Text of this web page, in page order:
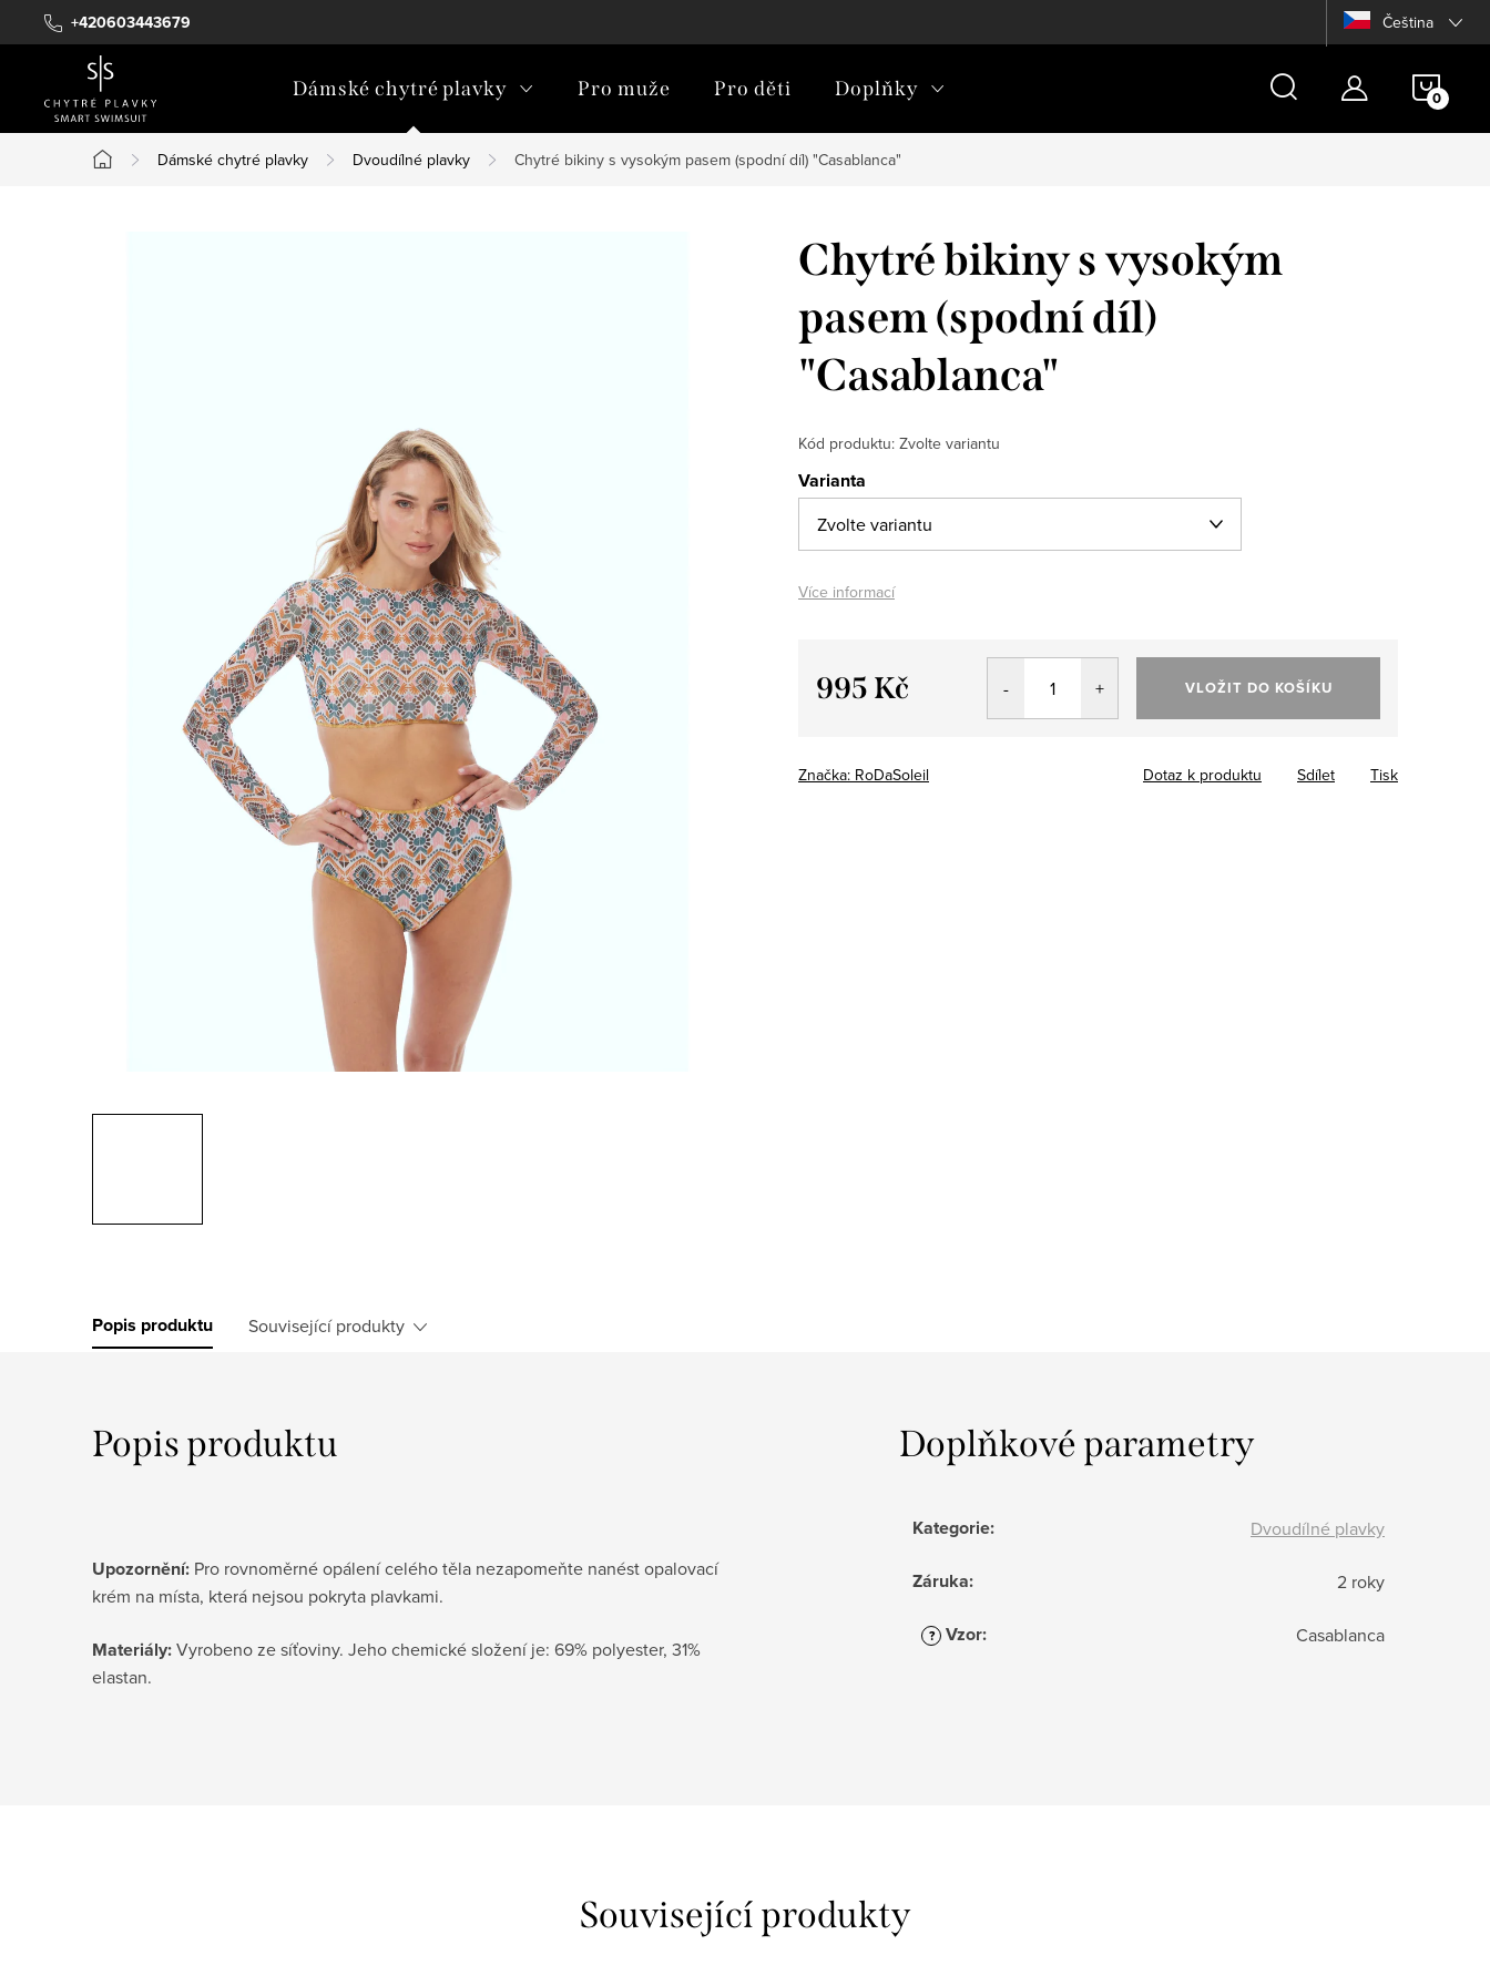
na
+420603443679 Čeština
Dámské chytré plavky Pro muže Pro děti Doplňky
Domů
Dámské chytré plavky Dvoudílné plavky Chytré bikiny s vysokým pasem (spodní díl) "Casablanca"
Chytré bikiny s vysokým
pasem (spodní díl)
"Casablanca"
Kód produktu: Zvolte variantu
Varianta
Více informací
995 Kč VLOŽIT DO KOŠÍKU
Značka: RoDaSoleil Tisk
Dotaz k produktu Sdílet
Popis produktu Související produkty
Popis produktu
Upozornění: Pro rovnoměrné opálení celého těla nezapomeňte nanést opalovací
krém na místa, která nejsou pokryta plavkami.
Materiály:Vyrobeno ze síťoviny. Jeho chemické složení je: 69% polyester, 31%
elastan.
Doplňkové parametry
Kategorie: Dvoudílné plavky
Záruka: 2 roky
? Vzor: Casablanca
Související produkty